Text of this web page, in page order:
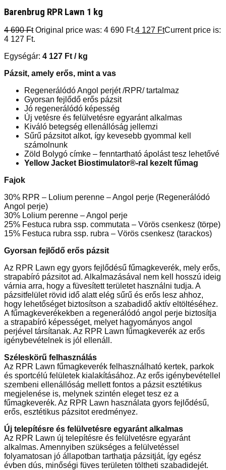
Barenbrug RPR Lawn 1 kg
4 690Ft Original price was: 4 690 Ft.4 127 FtCurrent price is:
4 127 Ft.
Egységár: 4 127 Ft / kg
Pázsit, amely erős, mint a vas
Regenerálódó Angol perjét /RPR/ tartalmaz
Gyorsan fejlődő erős pázsit
Jó regenerálódó képesség
Új vetésre és felülvetésre egyaránt alkalmas
Kiváló betegség ellenállóság jellemzi
Sűrű pázsitot alkot, így kevesebb gyommal kell
számolnunk
Zöld Bolygó címke – fenntartható ápolást tesz lehetővé
Yellow Jacket Biostimulator®-ral kezelt fűmag
Fajok
30% RPR – Lolium perenne – Angol perje (Regenerálódó
Angol perje)
30% Lolium perenne – Angol perje
25% Festuca rubra ssp. commutata – Vörös csenkesz (törpe)
15% Festuca rubra ssp. rubra – Vörös csenkesz (tarackos)
Gyorsan fejlődő erős pázsit
Az RPR Lawn egy gyors fejlődésű fűmagkeverék, mely erős,
strapabíró pázsitot ad. Alkalmazásával nem kell hosszú ideig
várnia arra, hogy a füvesített területet használni tudja. A
pázsitfelület rövid idő alatt elég sűrű és erős lesz ahhoz,
hogy lehetőséget biztosítson a szabadidő aktív eltöltéséhez.
A fűmagkeverékekben a regenerálódó angol perje biztosítja
a strapabíró képességet, melyet hagyományos angol
perjével társítanak. Az RPR Lawn fűmagkeverék az erős
igénybevételnek is jól ellenáll.
Széleskörű felhasználás
Az RPR Lawn fűmagkeverék felhasználható kertek, parkok
és sportcélú felületek kialakításához. Az erős igénybevétellel
szembeni ellenállóság mellett fontos a pázsit esztétikus
megjelenése is, melynek szintén eleget tesz ez a
fűmagkeverék. Az RPR Lawn használata gyors fejlődésű,
erős, esztétikus pázsitot eredményez.
Új telepítésre és felülvetésre egyaránt alkalmas
Az RPR Lawn új telepítésre és felülvetésre egyaránt
alkalmas. Amennyiben szükséges a felülvetéssel
folyamatosan jó állapotban tarthatja pázsitját, így egész
évben dús, minőségi füves területen töltheti szabadidejét.